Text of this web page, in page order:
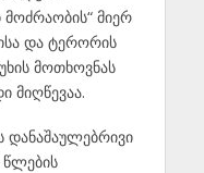
მიერ
და ტერორის
მოთხოვნას
მიღწევაა.
დანაშაულებრივი